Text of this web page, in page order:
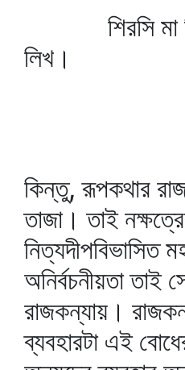
শিরসি মা
লিখ।
কিন্তু, রূপকথার
তাজা। তাই
নিত্যদীপবিভাসিত
অনির্বচনীয়তা তাই
রাজকন্যায়।
ব্যবহারটা এই